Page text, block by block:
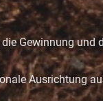
Gewinnung und
Ausrichtung